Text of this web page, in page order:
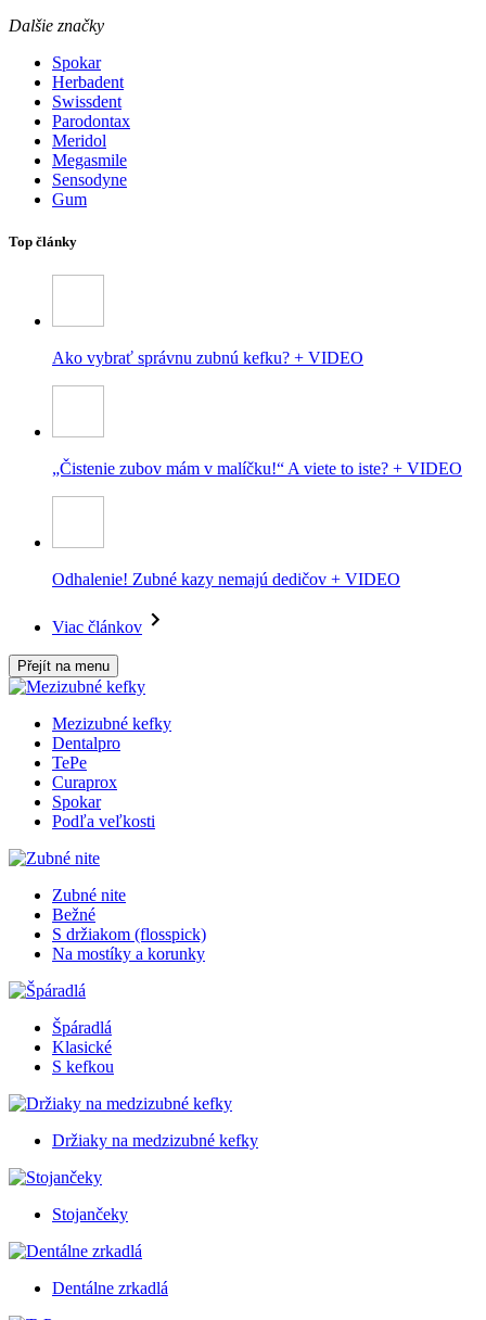
Dalšie značky
Spokar
Herbadent
Swissdent
Parodontax
Meridol
Megasmile
Sensodyne
Gum
Top články
Ako vybrať správnu zubnú kefku? + VIDEO
„Čistenie zubov mám v malíčku!“ A viete to iste? + VIDEO
Odhalenie! Zubné kazy nemajú dedičov + VIDEO
Viac článkov
Přejít na menu
Mezizubné kefky
Dentalpro
TePe
Curaprox
Spokar
Podľa veľkosti
Zubné nite
Bežné
S držiakom (flosspick)
Na mostíky a korunky
Špáradlá
Klasické
S kefkou
Držiaky na medzizubné kefky
Stojančeky
Dentálne zrkadlá